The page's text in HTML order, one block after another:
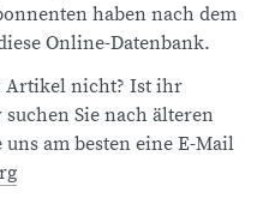
haben nach dem
Online-Datenbank.
Artikel nicht? Ist ihr
Sie nach älteren
am besten eine E-Mail